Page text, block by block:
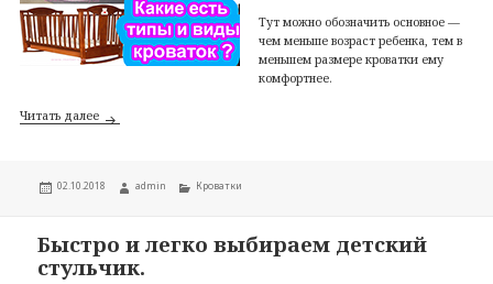
Тут можно обозначить основное —
чем меньше возраст ребенка, тем в
меньшем размере кроватки ему
комфортнее.
Читать далее Обзор видов кроваток. Размер, форма, функционал.
Опубликовано
02.10.2018 Автор
admin Рубрики
Кроватки
Быстро и легко выбираем детский
стульчик.